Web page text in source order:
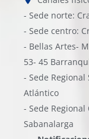
- Sede norte:
- Sede centro:
- Bellas Artes-
53- 45
- Sede
Atlántico
- Sede
Sabanalarga